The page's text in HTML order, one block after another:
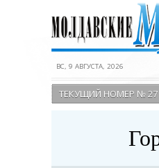
ВС, 9 АВГУСТА, 2026
ТЕКУЩИЙ НОМЕР № 27